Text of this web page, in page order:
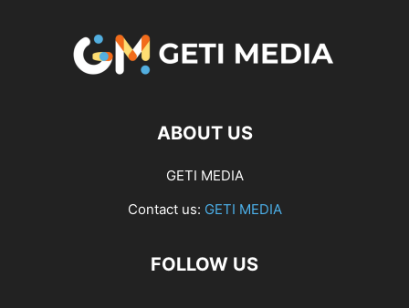
ABOUT US
GETI MEDIA
Contact us: GETI MEDIA
FOLLOW US